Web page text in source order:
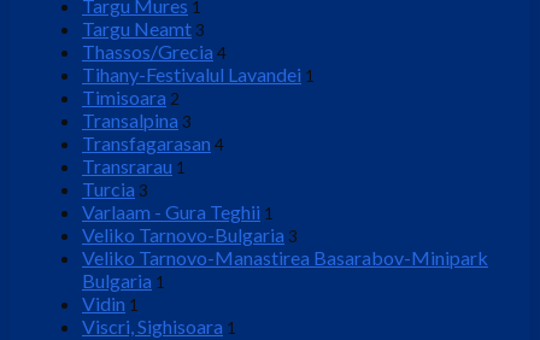
Targu Mures 1
Targu Neamt3
Thassos/Grecia 4
Tihany-Festivalul Lavandei 1
Timisoara 2
Transalpina 3
Transfagarasan 4
Transrarau 1
Turcia 3
Varlaam - Gura Teghii 1
Veliko Tarnovo-Bulgaria 3
Veliko Tarnovo-Manastirea Basarabov-Minipark
Bulgaria 1
Vidin 1
Viscri, Sighisoara 1